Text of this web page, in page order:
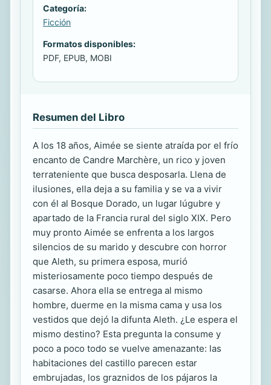
Categoría:
Ficción
Formatos disponibles:
PDF, EPUB, MOBI
Resumen del Libro
A los 18 años, Aimée se siente atraída por el frío
encanto de Candre Marchère, un rico y joven
terrateniente que busca desposarla. Llena de
ilusiones, ella deja a su familia y se va a vivir
con él al Bosque Dorado, un lugar lúgubre y
apartado de la Francia rural del siglo XIX. Pero
muy pronto Aimée se enfrenta a los largos
silencios de su marido y descubre con horror
que Aleth, su primera esposa, murió
misteriosamente poco tiempo después de
casarse. Ahora ella se entrega al mismo
hombre, duerme en la misma cama y usa los
vestidos que dejó la difunta Aleth. ¿Le espera el
mismo destino? Esta pregunta la consume y
poco a poco todo se vuelve amenazante: las
habitaciones del castillo parecen estar
embrujadas, los graznidos de los pájaros la